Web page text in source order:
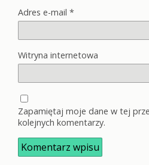
Adres e-mail *
Witryna internetowa
Zapamiętaj moje dane w tej
kolejnych komentarzy.